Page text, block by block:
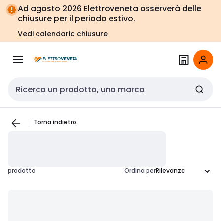
Vai alla
navigazione
Vai
alla
pagina
Ad agosto 2026 Elettroveneta osserverà delle
chiusure per il periodo estivo.
Vedi calendario chiusure
Cerca input
Torna indietro
prodotto Ordina per